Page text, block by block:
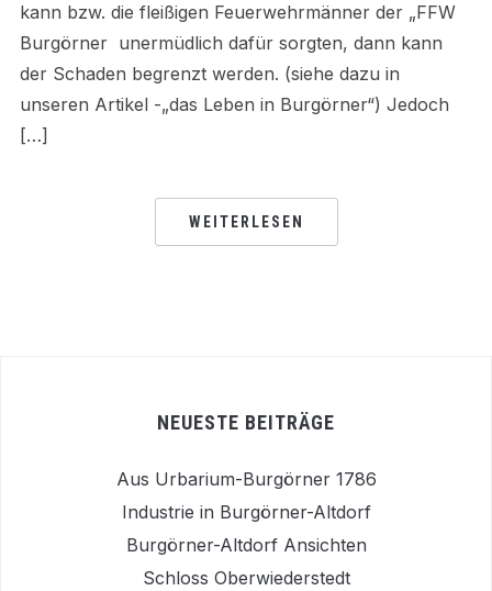
kann bzw. die fleißigen Feuerwehrmänner der „FFW
Burgörner unermüdlich dafür sorgten, dann kann
der Schaden begrenzt werden. (siehe dazu in
unseren Artikel -„das Leben in Burgörner“) Jedoch
[…]
WEITERLESEN
NEUESTE BEITRÄGE
Aus Urbarium-Burgörner 1786
Industrie in Burgörner-Altdorf
Burgörner-Altdorf Ansichten
Schloss Oberwiederstedt